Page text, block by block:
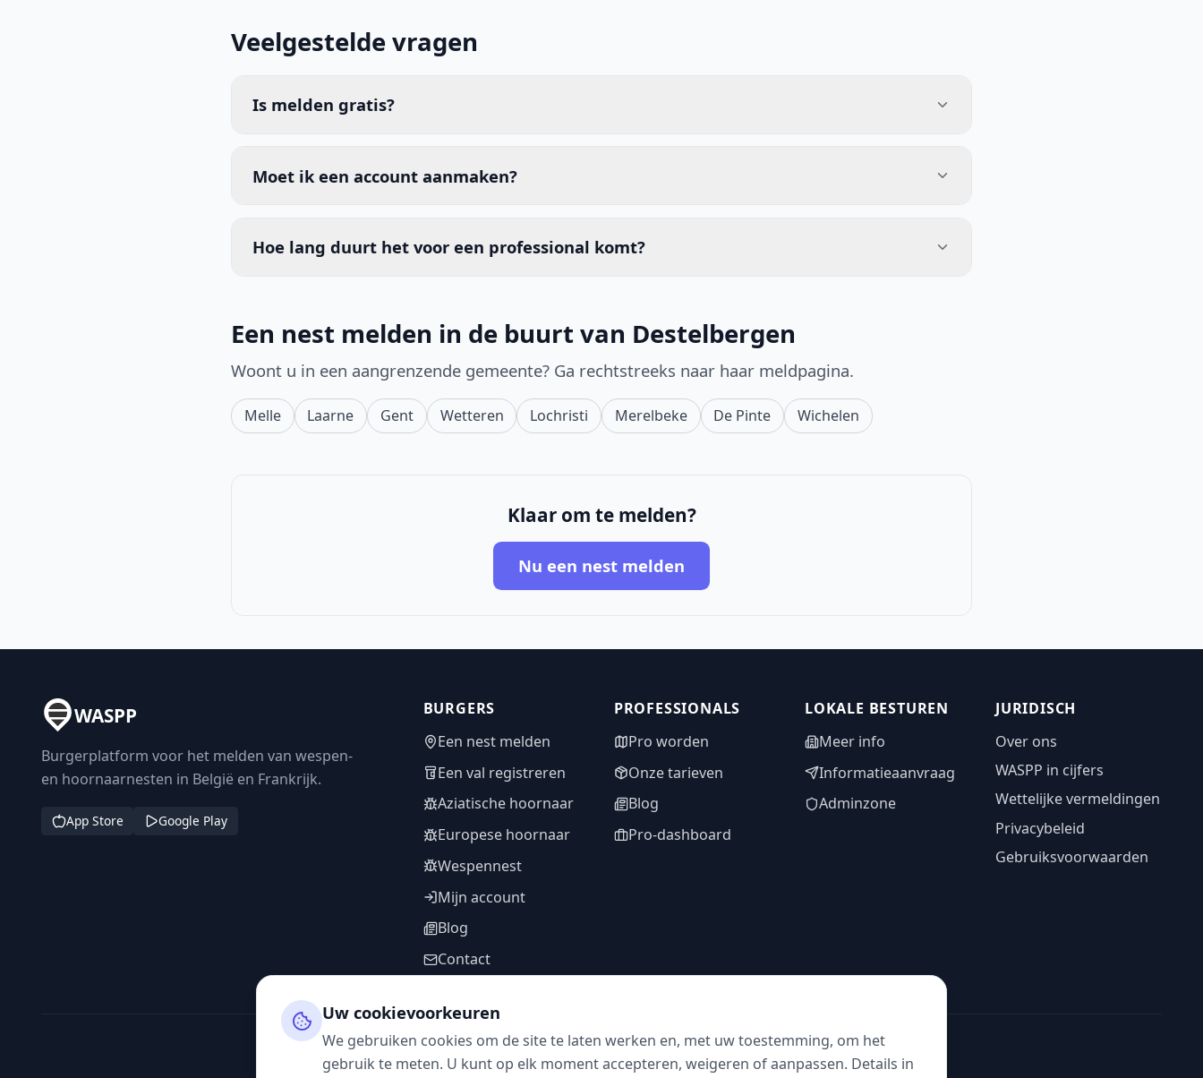
Veelgestelde vragen
Is melden gratis?
Moet ik een account aanmaken?
Hoe lang duurt het voor een professional komt?
Een nest melden in de buurt van Destelbergen
Woont u in een aangrenzende gemeente? Ga rechtstreeks naar haar meldpagina.
Melle Laarne Gent Wetteren Lochristi Merelbeke De Pinte Wichelen
Klaar om te melden?
Nu een nest melden
WASPP
Burgerplatform voor het melden van wespen-
en hoornaarnesten in België en Frankrijk.
App Store Google Play
BURGERS
Een nest melden
Een val registreren
Aziatische hoornaar
Europese hoornaar
Wespennest
Mijn account
Blog
Contact
PROFESSIONALS
Pro worden
Onze tarieven
Blog
Pro-dashboard
LOKALE BESTUREN
Meer info
Informatieaanvraag
Adminzone
JURIDISCH
Over ons
WASPP in cijfers
Wettelijke vermeldingen
Privacybeleid
Gebruiksvoorwaarden
VOLG ONS
Uw cookievoorkeuren
We gebruiken cookies om de site te laten werken en, met uw toestemming, om het
gebruik te meten. U kunt op elk moment accepteren, weigeren of aanpassen. Details in